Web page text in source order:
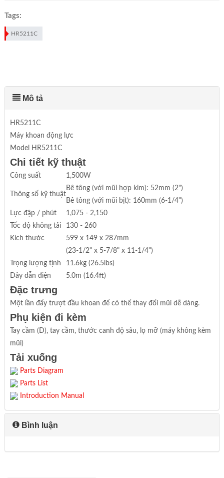
Tags:
HR5211C
Mô tả
HR5211C
Máy khoan động lực
Model HR5211C
Chi tiết kỹ thuật
Công suất 1,500W
Thông số kỹ thuật
Bê tông (với mũi hợp kim): 52mm (2")
Bê tông (với mũi bịt): 160mm (6-1/4")
Lực đập / phút
1,075 - 2,150
Tốc độ không tải
130 - 260
Kích thước
599 x 149 x 287mm
(23-1/2" x 5-7/8" x 11-1/4")
Trọng lượng tịnh
11.6kg (26.5lbs)
Dây dẫn điện
5.0m (16.4ft)
Đặc trưng
Một lần đẩy trượt đầu khoan để có thể thay đổi mũi dễ dàng.
Phụ kiện đi kèm
Tay cầm (D), tay cầm, thước canh độ sâu, lọ mỡ (máy không kèm
mũi)
Tải xuống
Parts Diagram
Parts List
Introduction Manual
Bình luận